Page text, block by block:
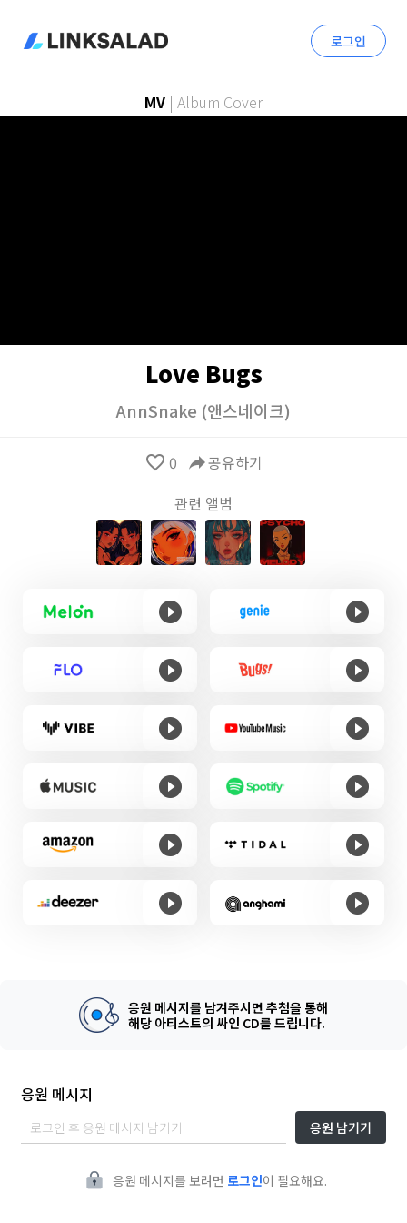
로그인
MV | Album Cover
Love Bugs
AnnSnake (앤스네이크)
favorite_border 0 reply공유하기
관련 앨범
응원 메시지를 남겨주시면 추첨을 통해
해당 아티스트의 싸인 CD를 드립니다.
응원 메시지
응원 남기기
응원 메시지를 보려면 로그인이 필요해요.